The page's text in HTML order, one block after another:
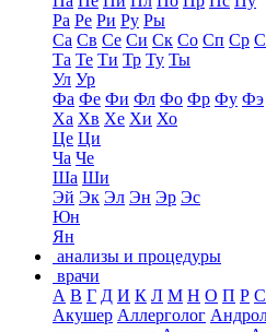
Ра Ре Ри Ру Ры
Са Св Се Си Ск Со Сп Ср
Та Те Ти Тр Ту Ты
Ул Ур
Фа Фе Фи Фл Фо Фр Фу Фэ
Ха Хв Хе Хи Хо
Це Ци
Ча Че
Ша Ши
Эй Эк Эл Эн Эр Эс
Юн
Ян
анализы и процедуры
врачи
А В Г Д И К Л М Н О П Р С
Акушер Аллерголог